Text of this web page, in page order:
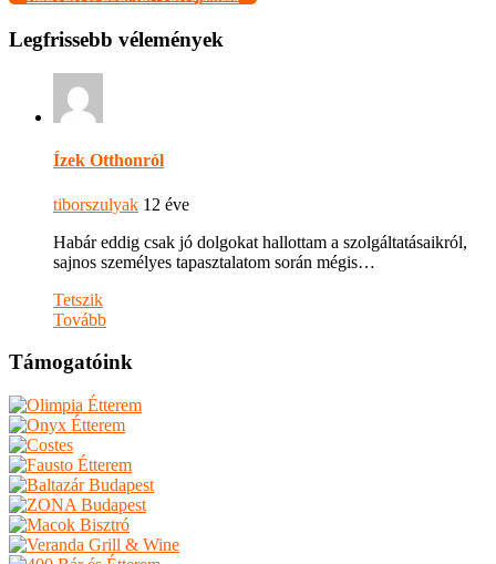
Legfrissebb vélemények
Ízek Otthonról
tiborszulyak 12 éve
Habár eddig csak jó dolgokat hallottam a szolgáltatásaikról,
sajnos személyes tapasztalatom során mégis…
Tetszik
Tovább
Támogatóink